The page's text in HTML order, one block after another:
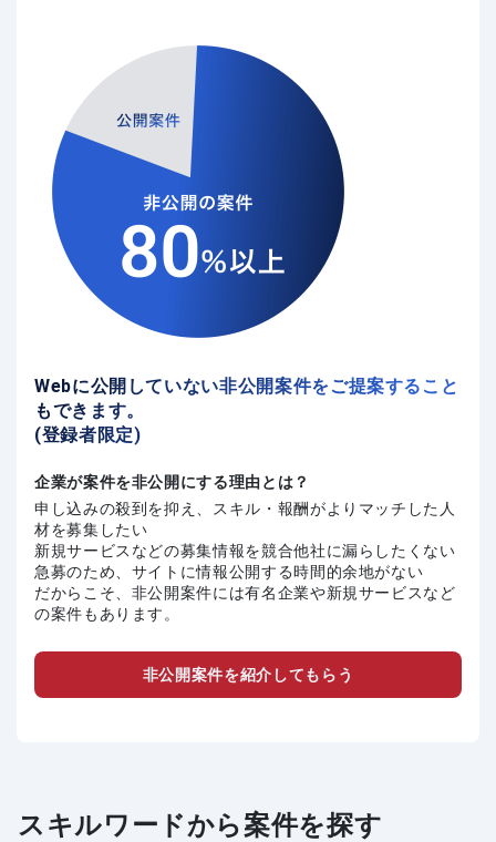
Webに公開していない非公開案件をご提案すること
もできます。
(登録者限定)
企業が案件を非公開にする理由とは？
申し込みの殺到を抑え、スキル・報酬がよりマッチした人
材を募集したい
新規サービスなどの募集情報を競合他社に漏らしたくない
急募のため、サイトに情報公開する時間的余地がない
だからこそ、非公開案件には有名企業や新規サービスなど
の案件もあります。
非公開案件を紹介してもらう
スキルワードから案件を探す